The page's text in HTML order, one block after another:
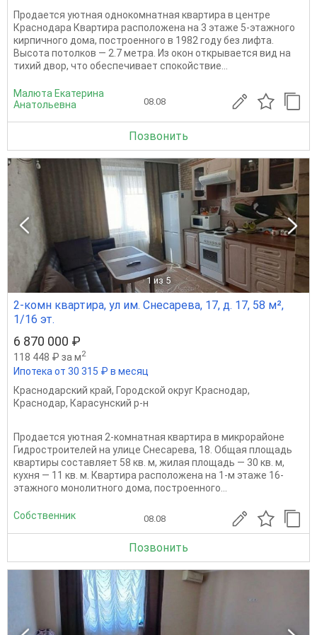
Продается уютная однокомнатная квартира в центре
Краснодара Квартира расположена на 3 этаже 5-этажного
кирпичного дома, построенного в 1982 году без лифта.
Высота потолков — 2.7 метра. Из окон открывается вид на
тихий двор, что обеспечивает спокойствие...
Малюта Екатерина
Анатольевна
08.08
Позвонить
1 из 5
2-комн квартира, ул им. Снесарева, 17, д. 17, 58 м²,
1/16 эт.
6 870 000 ₽
118 448 ₽ за м2
Ипотека от 30 315 ₽ в месяц
Краснодарский край, Городской округ Краснодар,
Краснодар, Карасунский р-н
Продается уютная 2-комнатная квартира в микрорайоне
Гидростроителей на улице Снесарева, 18. Общая площадь
квартиры составляет 58 кв. м, жилая площадь — 30 кв. м,
кухня — 11 кв. м. Квартира расположена на 1-м этаже 16-
этажного монолитного дома, построенного...
Собственник 08.08
Позвонить